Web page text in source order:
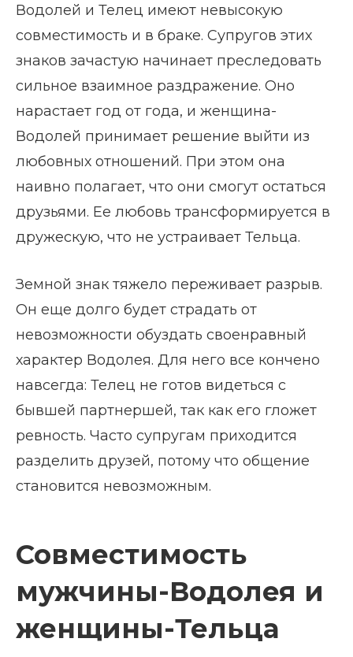
Водолей и Телец имеют невысокую
совместимость и в браке. Супругов этих
знаков зачастую начинает преследовать
сильное взаимное раздражение. Оно
нарастает год от года, и женщина-
Водолей принимает решение выйти из
любовных отношений. При этом она
наивно полагает, что они смогут остаться
друзьями. Ее любовь трансформируется в
дружескую, что не устраивает Тельца.
Земной знак тяжело переживает разрыв.
Он еще долго будет страдать от
невозможности обуздать своенравный
характер Водолея. Для него все кончено
навсегда: Телец не готов видеться с
бывшей партнершей, так как его гложет
ревность. Часто супругам приходится
разделить друзей, потому что общение
становится невозможным.
Совместимость
мужчины-Водолея и
женщины-Тельца